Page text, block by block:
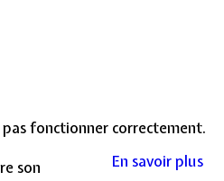
fonctionner correctement.
En savoir plus
son